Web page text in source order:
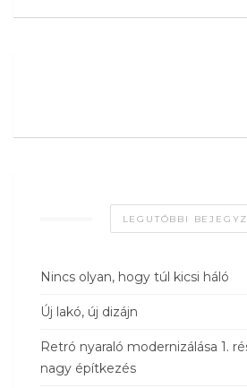
LEGUTÓBBI
Nincs olyan, hogy túl kicsi háló
Új lakó, új dizájn
Retró nyaraló modernizálása 1.
nagy építkezés